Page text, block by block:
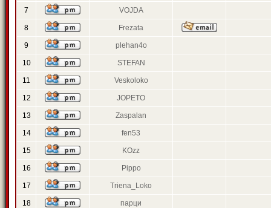
7 VOJDA
8 Frezata
9 plehan4o
10 STEFAN
11 Veskoloko
12 JOPETO
13 Zaspalan
14 fen53
15 KOzz
16 Pippo
17 Triena_Loko
18 парци